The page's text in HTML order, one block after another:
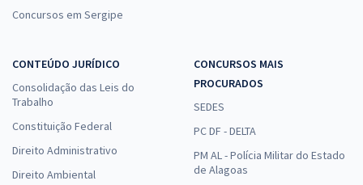
Concursos em Sergipe
CONTEÚDO JURÍDICO
Consolidação das Leis do
Trabalho
Constituição Federal
Direito Administrativo
Direito Ambiental
CONCURSOS MAIS
PROCURADOS
SEDES
PC DF - DELTA
PM AL - Polícia Militar do Estado
de Alagoas